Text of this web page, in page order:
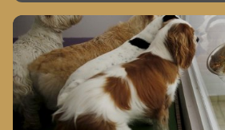
različni predmeti, s katerimi
gospode. Čeprav obvezne
marsikaj priporočljivo.